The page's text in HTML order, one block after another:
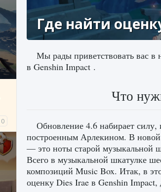
0
Где найти
Мы рады приветствовать вас в
в Genshin Impact .
Что
Обновление 4.6 набирает силу,
построенным Арлекином. В новой
— это ноты старой музыкальной
Всего в музыкальной шкатулке
композиций Music Box. Итак, в
оценку Dies Irae в Genshin Impact,